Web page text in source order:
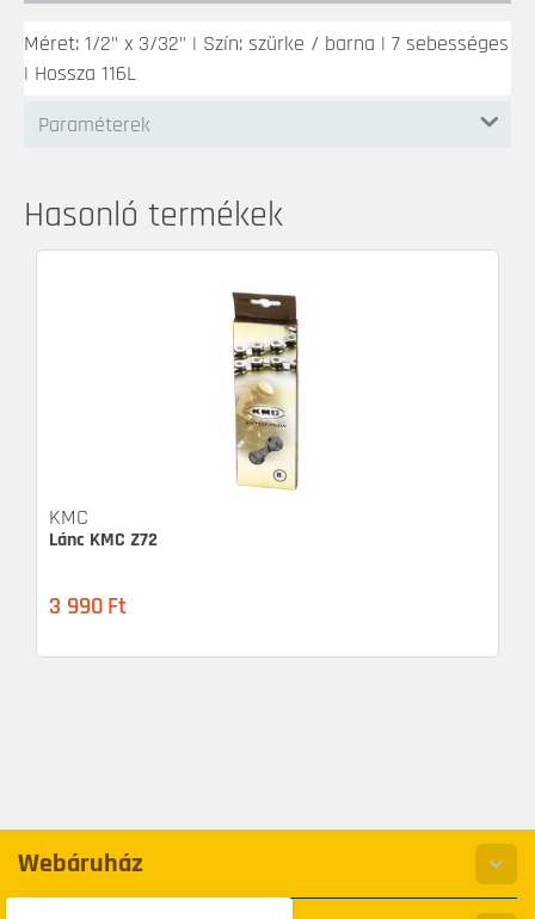
Méret: 1/2" x 3/32" | Szín: szürke / barna | 7 sebességes
| Hossza 116L
Paraméterek
Hasonló termékek
KMC
Lánc KMC Z72
3 990 Ft
Webáruház